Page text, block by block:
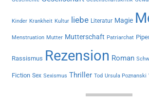
Kinder Krankheit Kultur liebe Literatur Magie
Menstruation Mutter Mutterschaft Patriarchat
Rassismus Rezension Roman
Fiction Sex Sexismus Thriller Tod Ursula Poznanski